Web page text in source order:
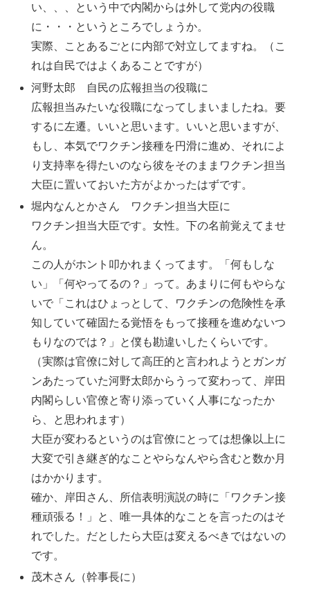
い、、、という中で内閣からは外して党内の役職
に・・・というところでしょうか。
実際、ことあるごとに内部で対立してますね。（こ
れは自民ではよくあることですが）
河野太郎 自民の広報担当の役職に
広報担当みたいな役職になってしまいましたね。要
するに左遷。いいと思います。いいと思いますが、
もし、本気でワクチン接種を円滑に進め、それによ
り支持率を得たいのなら彼をそのままワクチン担当
大臣に置いておいた方がよかったはずです。
堀内なんとかさん ワクチン担当大臣に
ワクチン担当大臣です。女性。下の名前覚えてませ
ん。
この人がホント叩かれまくってます。「何もしな
い」「何やってるの？」って。あまりに何もやらな
いで「これはひょっとして、ワクチンの危険性を承
知していて確固たる覚悟をもって接種を進めないつ
もりなのでは？」と僕も勘違いしたくらいです。
（実際は官僚に対して高圧的と言われようとガンガ
ンあたっていた河野太郎からうって変わって、岸田
内閣らしい官僚と寄り添っていく人事になったか
ら、と思われます）
大臣が変わるというのは官僚にとっては想像以上に
大変で引き継ぎ的なことやらなんやら含むと数か月
はかかります。
確か、岸田さん、所信表明演説の時に「ワクチン接
種頑張る！」と、唯一具体的なことを言ったのはそ
れでした。だとしたら大臣は変えるべきではないの
です。
茂木さん（幹事長に）